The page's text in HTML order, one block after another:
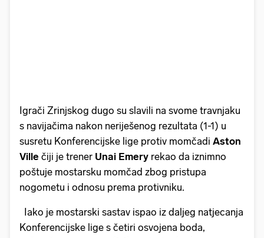
Igrači Zrinjskog dugo su slavili na svome travnjaku
s navijačima nakon neriješenog rezultata (1-1) u
susretu Konferencijske lige protiv momčadi Aston
Ville čiji je trener Unai Emery rekao da iznimno
poštuje mostarsku momčad zbog pristupa
nogometu i odnosu prema protivniku.
Iako je mostarski sastav ispao iz daljeg natjecanja
Konferencijske lige s četiri osvojena boda,